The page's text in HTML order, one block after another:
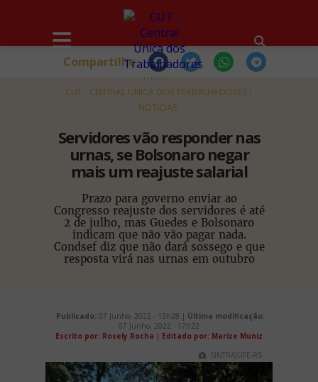
HOME
CUT - CENTRAL ÚNICA DOS TRABALHADORES
NOTÍCIAS
Servidores vão responder nas
urnas, se Bolsonaro negar
mais um reajuste salarial
Prazo para governo enviar ao
Congresso reajuste dos servidores é até
2 de julho, mas Guedes e Bolsonaro
indicam que não vão pagar nada.
Condsef diz que não dará sossego e que
resposta virá nas urnas em outubro
Compartilhe
Publicado: 07 Junho, 2022 - 13h28 | Última modificação:
07 Junho, 2022 - 17h22
Escrito por: Rosely Rocha | Editado por: Marize Muniz
SINTRAJUFE-RS